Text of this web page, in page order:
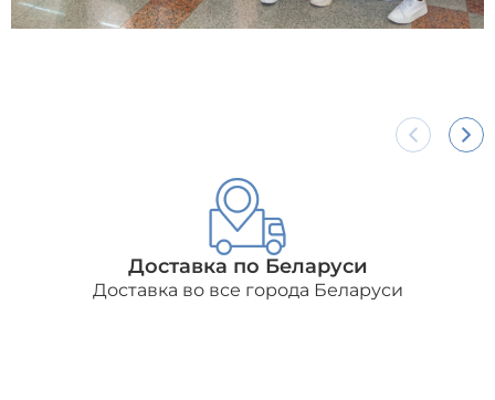
Доставка по Беларуси
Доставка во все города Беларуси